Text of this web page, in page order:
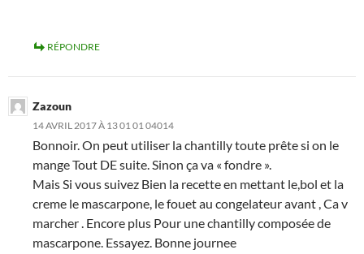
RÉPONDRE
Zazoun
14 AVRIL 2017 À 13 01 01 04014
Bonnoir. On peut utiliser la chantilly toute prête si on le
mange Tout DE suite. Sinon ça va « fondre ».
Mais Si vous suivez Bien la recette en mettant le,bol et la
creme le mascarpone, le fouet au congelateur avant , Ca v
marcher . Encore plus Pour une chantilly composée de
mascarpone. Essayez. Bonne journee